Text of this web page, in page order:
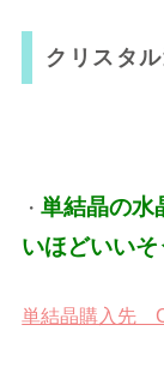
クリスタ
・単結晶の
いほどいいそ
単結晶購入先